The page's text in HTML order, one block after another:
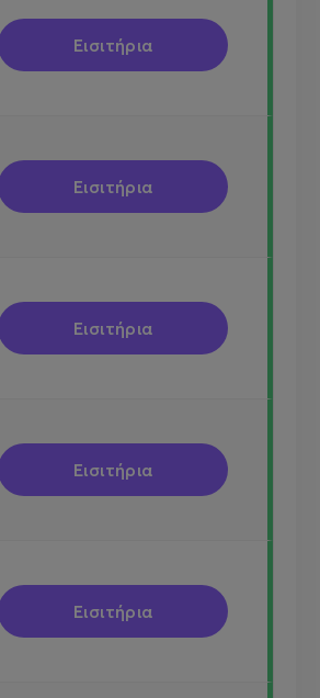
Εισιτήρια
Εισιτήρια
Εισιτήρια
Εισιτήρια
Εισιτήρια